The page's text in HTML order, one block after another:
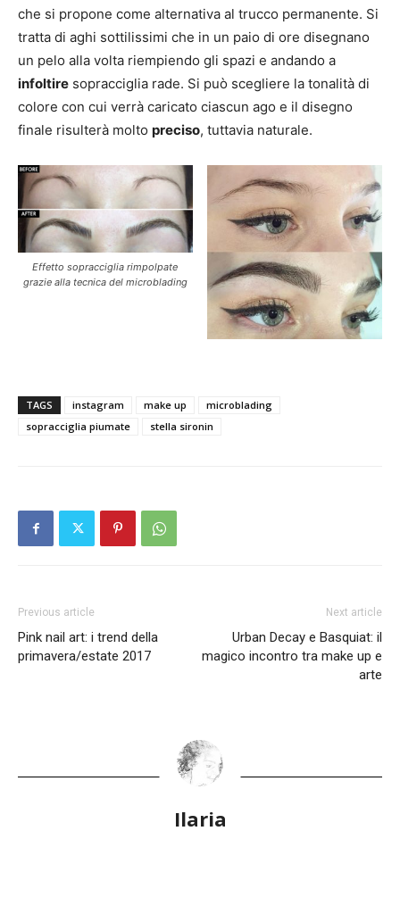
che si propone come alternativa al trucco permanente. Si
tratta di aghi sottilissimi che in un paio di ore disegnano
un pelo alla volta riempiendo gli spazi e andando a
infoltire sopracciglia rade. Si può scegliere la tonalità di
colore con cui verrà caricato ciascun ago e il disegno
finale risulterà molto preciso, tuttavia naturale.
Effetto sopracciglia rimpolpate
grazie alla tecnica del microblading
TAGS instagram make up
microblading
sopracciglia piumate
stella sironin
Previous article
Pink nail art: i trend della
primavera/estate 2017
Next article
Urban Decay e Basquiat: il
magico incontro tra make up e
arte
Ilaria